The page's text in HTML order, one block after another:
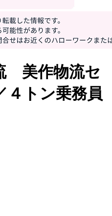
美作物流セ
４トン乗務員